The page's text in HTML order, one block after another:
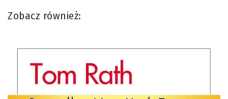
Zobacz również: